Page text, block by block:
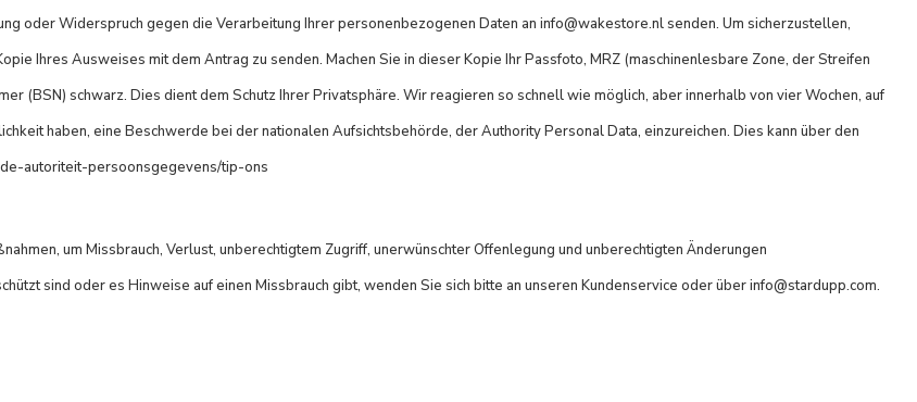
oder Widerspruch gegen die Verarbeitung Ihrer personenbezogenen Daten an info@wakestore.nlsenden. Um sicherzustellen,
Ihres Ausweises mit dem Antrag zu senden. Machen Sie in dieser Kopie Ihr Passfoto, MRZ (maschinenlesbare Zone, der Streifen
(BSN) schwarz. Dies dient dem Schutz Ihrer Privatsphäre. Wir reagieren so schnell wie möglich, aber innerhalb von vier Wochen, auf
haben, eine Beschwerde bei der nationalen Aufsichtsbehörde, der Authority Personal Data, einzureichen. Dies kann über den
autoriteit-persoonsgegevens/tip-ons
um Missbrauch, Verlust, unberechtigtem Zugriff, unerwünschter Offenlegung und unberechtigten Änderungen
sind oder es Hinweise auf einen Missbrauch gibt, wenden Sie sich bitte an unseren Kundenservice oder überinfo@stardupp.com.